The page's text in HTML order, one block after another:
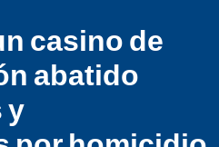
casino de
abatido
y